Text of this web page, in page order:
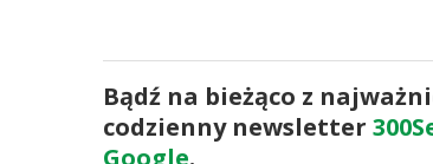
Bądź na bieżąco z
codzienny newsletter
Google.